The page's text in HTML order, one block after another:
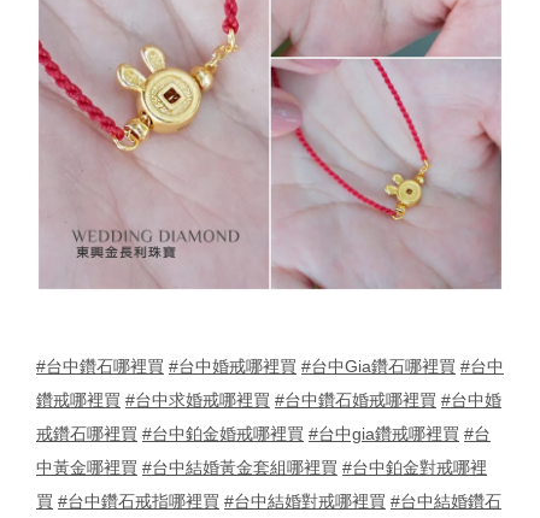
#台中鑽石哪裡買 #台中婚戒哪裡買 #台中Gia鑽石哪裡買 #台中
鑽戒哪裡買 #台中求婚戒哪裡買 #台中鑽石婚戒哪裡買 #台中婚
戒鑽石哪裡買 #台中鉑金婚戒哪裡買 #台中gia鑽戒哪裡買 #台
中黃金哪裡買 #台中結婚黃金套組哪裡買 #台中鉑金對戒哪裡
買 #台中鑽石戒指哪裡買 #台中結婚對戒哪裡買 #台中結婚鑽石